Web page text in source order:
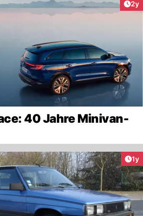
2y
40 Jahre Minivan-
1y